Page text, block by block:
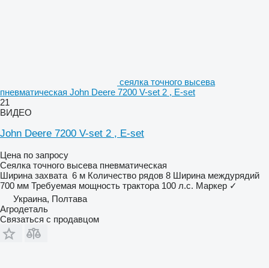
сеялка точного высева
пневматическая John Deere 7200 V-set 2 , E-set
21
ВИДЕО
John Deere 7200 V-set 2 , E-set
Цена по запросу
Сеялка точного высева пневматическая
Ширина захвата 6 м Количество рядов 8 Ширина междурядий
700 мм Требуемая мощность трактора 100 л.с. Маркер ✓
Украина, Полтава
Агродеталь
Связаться с продавцом